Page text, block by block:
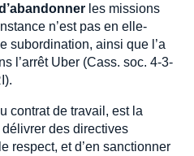
les missions
n’est pas en elle-
subordination, ainsi que l’a
l’arrêt Uber (Cass. soc. 4-3-
contrat de travail, est la
des directives
respect, et d’en sanctionner